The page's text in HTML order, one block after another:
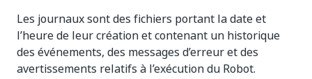
Les journaux sont des fichiers portant la date et
l’heure de leur création et contenant un historique
des événements, des messages d’erreur et des
avertissements relatifs à l’exécution du Robot.